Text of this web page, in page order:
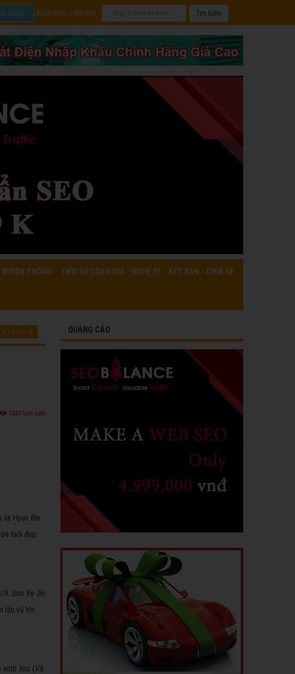
Đăng nhập Đăng ký
lương".
THỐNG TIỂU SỬ SOẠN GIẢ - NGHỆ SĨ KẾT BẠN - CHIA SẺ
Tin bên lề
1030 lượt xem
Hyun Bin
tuổi đẹp
9. Son Ye Jin
lậu vũ khí
with You (Và
QUẢNG CÁO